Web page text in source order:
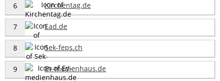
6 Kirchentag.de
7 Ead.de
8 Sek-feps.ch
9 Ev-medienhaus.de